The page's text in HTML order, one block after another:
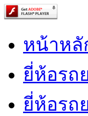
หน้าหลั
ยี่ห้อรถ
ยี่ห้อรถ